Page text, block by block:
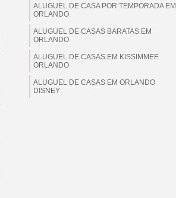
ALUGUEL DE CASA POR TEMPORADA EM
ORLANDO
ALUGUEL DE CASAS BARATAS EM
ORLANDO
ALUGUEL DE CASAS EM KISSIMMEE
ORLANDO
ALUGUEL DE CASAS EM ORLANDO
DISNEY